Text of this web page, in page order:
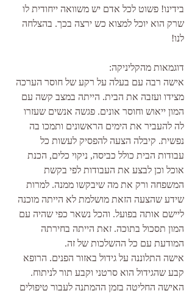
בידינו! פשוט לכל אדם יש משוואה ייחודית לו
שרק הוא יוכל למצוא כש ירצה בכך. בהצלחה
לנו!
דוגמאות מהקליניקה:
אישה רבה עם בעלה על רקע של חוסר הערכה
מצידו ועזבה את הבית. הייתה במצב קשה עם
המון ייאוש וחוסר אונים. פגשה אנשים שעזרו
לה להעביר את הימים הראשונים ותמכו בה
נפשית. קיבלה הצעה להפסיק לעשות כל
עבודות הבית כולל כביסה, ניקוי כלים, הכנת
אוכל וכן לבצע את העבודות לפי בקשת
המשפחה ורק את מה שיבקשו ממנה. למרות
שידע שהצעה הזאת מושלמת לא הייתה מוכנה
ליישם אותה בפועל. והכל נשאר כפי שהיה עם
המון תסכול בתוכה. זאת הייתה בחירתה
המודעת עם כל ההשלכות של זה.
אישה התלוננה על גידול באזור הפנים. הרופא
קבע שהגידול הוא סרטני וקבע תור לניתוח.
האישה החליטה בזמן ההמתנה לעבור טיפולים